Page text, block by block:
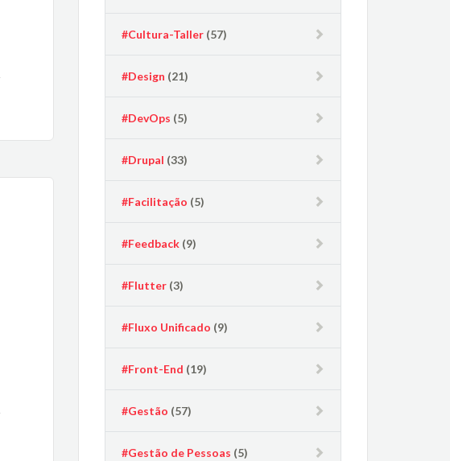
#Cultura-Taller (57)
#Design (21)
#DevOps (5)
#Drupal (33)
#Facilitação (5)
#Feedback (9)
#Flutter (3)
#Fluxo Unificado (9)
#Front-End (19)
#Gestão (57)
#Gestão de Pessoas (5)